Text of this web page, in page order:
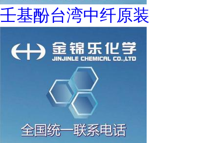
壬基酚台湾中纤原装